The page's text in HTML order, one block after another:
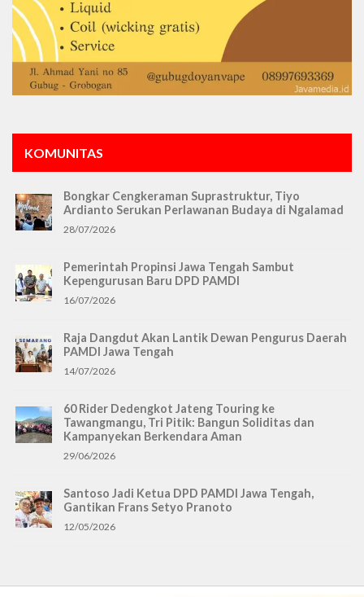
KOMUNITAS
Bongkar Cengkeraman Suprastruktur, Tiyo
Ardianto Serukan Perlawanan Budaya di Ngalamad
28/07/2026
Pemerintah Propinsi Jawa Tengah Sambut
Kepengurusan Baru DPD PAMDI
16/07/2026
Raja Dangdut Akan Lantik Dewan Pengurus Daerah
PAMDI Jawa Tengah
14/07/2026
60 Rider Dedengkot Jateng Touring ke
Tawangmangu, Tri Pitik: Bangun Soliditas dan
Kampanyekan Berkendara Aman
29/06/2026
Santoso Jadi Ketua DPD PAMDI Jawa Tengah,
Gantikan Frans Setyo Pranoto
12/05/2026